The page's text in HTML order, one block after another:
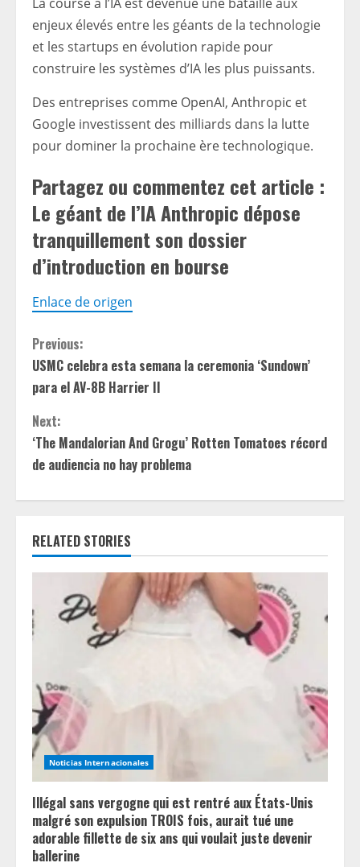
enjeux élevés entre les géants de la technologie
et les startups en évolution rapide pour
construire les systèmes d’IA les plus puissants.
Des entreprises comme OpenAI, Anthropic et
Google investissent des milliards dans la lutte
pour dominer la prochaine ère technologique.
Partagez ou commentez cet article :
Le géant de l’IA Anthropic dépose
tranquillement son dossier
d’introduction en bourse
Enlace de origen
C
o
n
t
u
R
a
d
i
n
g
Previous:
USMC celebra esta semana la ceremonia ‘Sundown’
para el AV-8B Harrier II
Next:
‘The Mandalorian And Grogu’ Rotten Tomatoes récord
de audiencia no hay problema
RELATED STORIES
Noticias Internacionales
Illégal sans vergogne qui est rentré aux États-Unis
malgré son expulsion TROIS fois, aurait tué une
adorable fillette de six ans qui voulait juste devenir
ballerine